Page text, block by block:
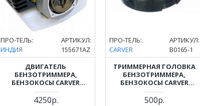
ПРО-ТЕЛЬ:
ИНДИЯ
АРТИКУЛ:
155671AZ
ДВИГАТЕЛЬ
БЕНЗОТРИММЕРА,
БЕНЗОКОСЫ CARVER
(КАРВЕР) GBC-052
4250р.
ПРО-ТЕЛЬ:
CARVER
АРТИКУЛ:
B0165-1
ТРИММЕРНАЯ ГОЛОВКА
БЕНЗОТРИММЕРА,
БЕНЗОКОСЫ CARVER
(КАРВЕР) GBC-026, GBC-033,
GBC-043, GBC-052
500р.